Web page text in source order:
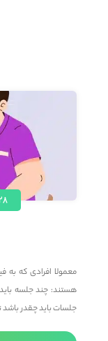
معمولا افرادی که به
هستند: چند جلسه
جلسات باید چقدر باشد